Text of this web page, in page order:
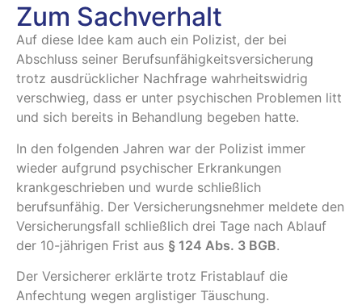
Zum Sachverhalt
Auf diese Idee kam auch ein Polizist, der bei
Abschluss seiner Berufsunfähigkeitsversicherung
trotz ausdrücklicher Nachfrage wahrheitswidrig
verschwieg, dass er unter psychischen Problemen litt
und sich bereits in Behandlung begeben hatte.
In den folgenden Jahren war der Polizist immer
wieder aufgrund psychischer Erkrankungen
krankgeschrieben und wurde schließlich
berufsunfähig. Der Versicherungsnehmer meldete den
Versicherungsfall schließlich drei Tage nach Ablauf
der 10-jährigen Frist aus § 124 Abs. 3 BGB.
Der Versicherer erklärte trotz Fristablauf die
Anfechtung wegen arglistiger Täuschung.